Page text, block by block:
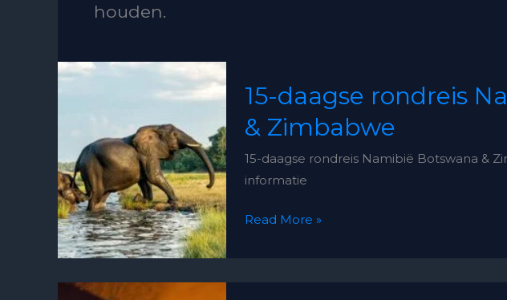
houden.
15-daagse rondreis
& Zimbabwe
15-daagse rondreis Namibië Botswana &
informatie
daagse
rondreis
Namibië,
Botswana
&
Read More »